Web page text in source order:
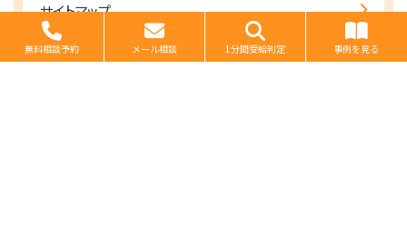
サイトマップ
無料相談予約 メール相談 1分間受給判定 事例を見る